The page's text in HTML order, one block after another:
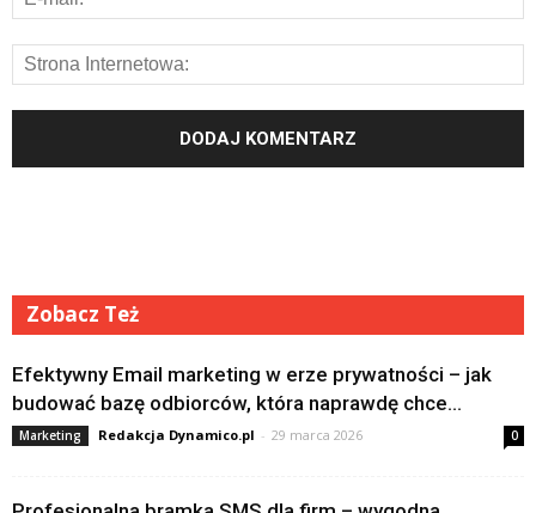
Zobacz Też
Efektywny Email marketing w erze prywatności – jak
budować bazę odbiorców, która naprawdę chce...
Marketing Redakcja Dynamico.pl - 29 marca 2026 0